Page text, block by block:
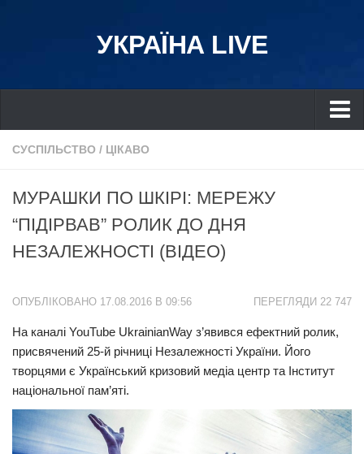
УКРАЇНА LIVE
Україна
Дніпро
Львів
Івано-Франківськ
Донбас
Одеса
Прикарпаття
Економіка
Політика
СУСПІЛЬСТВО / ЦІКАВО
МУРАШКИ ПО ШКІРІ: МЕРЕЖУ
“ПІДІРВАВ” РОЛИК ДО ДНЯ
НЕЗАЛЕЖНОСТІ (ВІДЕО)
ПЕРЕГЛЯДИ 22 747
ОПУБЛІКОВАНО 17.08.2016 В 09:56
На каналі YouTube UkrainianWay з’явився ефектний ролик,
присвячений 25-й річниці Незалежності України. Його
творцями є Український кризовий медіа центр та Інститут
національної пам’яті.